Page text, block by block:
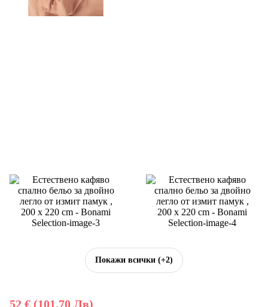
Покажи всички (+2)
52 € (101,70 Лв)